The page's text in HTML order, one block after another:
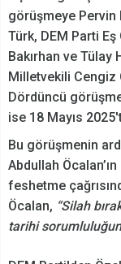
görüşmeye Pervin
Türk, DEM Parti
Bakırhan ve Tülay
Milletvekili Cengiz
Dördüncü
ise 18 Mayıs
Bu görüşmenin
Abdullah
feshetme
Öcalan, “Silah
tarihi